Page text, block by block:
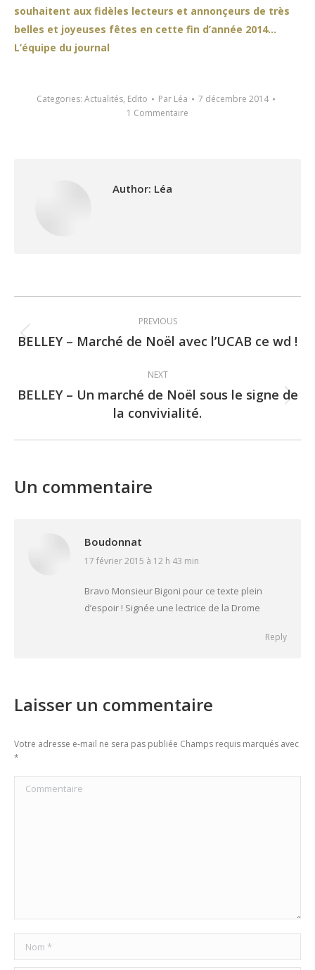
souhaitent aux fidèles lecteurs et annonçeurs de très
belles et joyeuses fêtes en cette fin d’année 2014…
L’équipe du journal
Categories: Actualités, Edito Par Léa
7 décembre 2014
1 Commentaire
Author: Léa
navigation
PREVIOUS
Previous
BELLEY – Marché de Noël avec l’UCAB ce wd !
NEXT
Next
post:
BELLEY – Un marché de Noël sous le signe de
la convivialité.
Un commentaire
Boudonnat
says:
17 février 2015 à 12 h 43 min
Bravo Monsieur Bigoni pour ce texte plein
d’espoir ! Signée une lectrice de la Drome
Reply
Laisser un commentaire
Votre adresse e-mail ne sera pas publiée Champs requis marqués avec
*
Commentaire
Nom *